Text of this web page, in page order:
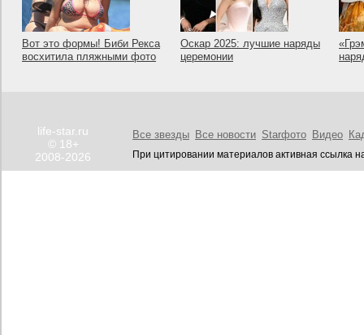
Вот это формы! Биби Рекса
восхитила пляжными фото
Оскар 2025: лучшие наряды
церемонии
life-star.ru
© 18+
2008-2026
Все звезды Все новости Starфото Видео
При цитировании материалов активная ссылка